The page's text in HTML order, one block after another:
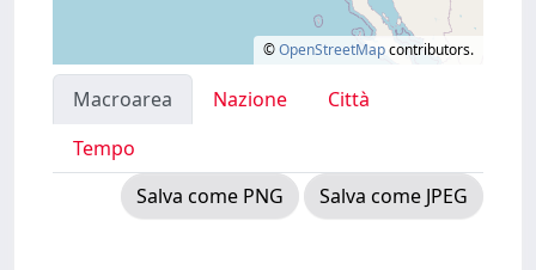
©OpenStreetMapcontributors.
Macroarea Nazione
Città
Tempo
Salva come PNG
Salva come JPEG